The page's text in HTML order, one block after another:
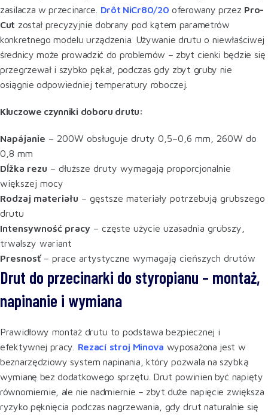
zasilacza w przecinarce. Drôt NiCr80/20 oferowany przez Pro-
Cut został precyzyjnie dobrany pod kątem parametrów
konkretnego modelu urządzenia. Używanie drutu o niewłaściwej
średnicy może prowadzić do problemów – zbyt cienki będzie się
przegrzewał i szybko pękał, podczas gdy zbyt gruby nie
osiągnie odpowiedniej temperatury roboczej.
Kluczowe czynniki doboru drutu:
Napájanie – 200W obsługuje druty 0,5–0,6 mm, 260W do
0,8 mm
Dĺžka rezu – dłuższe druty wymagają proporcjonalnie
większej mocy
Rodzaj materiału – gęstsze materiały potrzebują grubszego
drutu
Intensywność pracy – częste użycie uzasadnia grubszy,
trwalszy wariant
Presnosť– prace artystyczne wymagają cieńszych drutów
Drut do przecinarki do styropianu – montaż,
napinanie i wymiana
Prawidłowy montaż drutu to podstawa bezpiecznej i
efektywnej pracy. Rezací stroj Minova wyposażona jest w
beznarzędziowy system napinania, który pozwala na szybką
wymianę bez dodatkowego sprzętu. Drut powinien być napięty
równomiernie, ale nie nadmiernie – zbyt duże napięcie zwiększa
ryzyko pęknięcia podczas nagrzewania, gdy drut naturalnie się